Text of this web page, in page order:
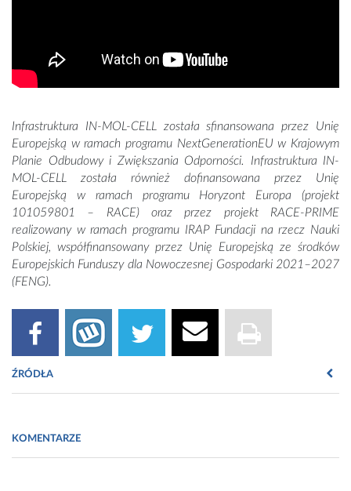
Infrastruktura IN-MOL-CELL została sfinansowana przez Unię
Europejską w ramach programu NextGenerationEU w Krajowym
Planie Odbudowy i Zwiększania Odporności. Infrastruktura IN-
MOL-CELL została również dofinansowana przez Unię
Europejską w ramach programu Horyzont Europa (projekt
101059801 – RACE) oraz przez projekt RACE-PRIME
realizowany w ramach programu IRAP Fundacji na rzecz Nauki
Polskiej, współfinansowany przez Unię Europejską ze środków
Europejskich Funduszy dla Nowoczesnej Gospodarki 2021–2027
(FENG).
ŹRÓDŁA
KOMENTARZE